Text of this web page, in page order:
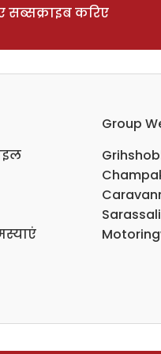
सब्सक्राइब करिए
Group